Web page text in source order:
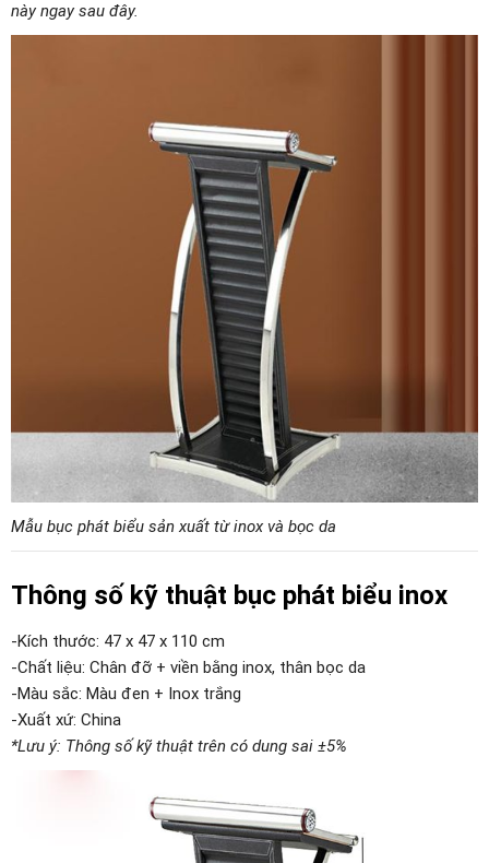
này ngay sau đây.
Mẫu bục phát biểu sản xuất từ inox và bọc da
Thông số kỹ thuật bục phát biểu inox
-Kích thước: 47 x 47 x 110 cm
-Chất liệu: Chân đỡ + viền bằng inox, thân bọc da
-Màu sắc: Màu đen + Inox trắng
-Xuất xứ: China
*Lưu ý: Thông số kỹ thuật trên có dung sai ±5%